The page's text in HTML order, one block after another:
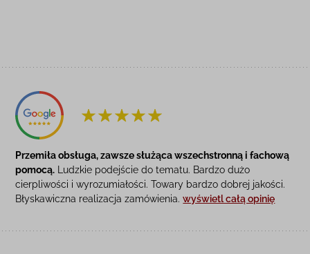
Przemiła obsługa, zawsze służąca wszechstronną i fachową
pomocą. Ludzkie podejście do tematu. Bardzo dużo
cierpliwości i wyrozumiałości. Towary bardzo dobrej jakości.
Błyskawiczna realizacja zamówienia.wyświetl całą opinię